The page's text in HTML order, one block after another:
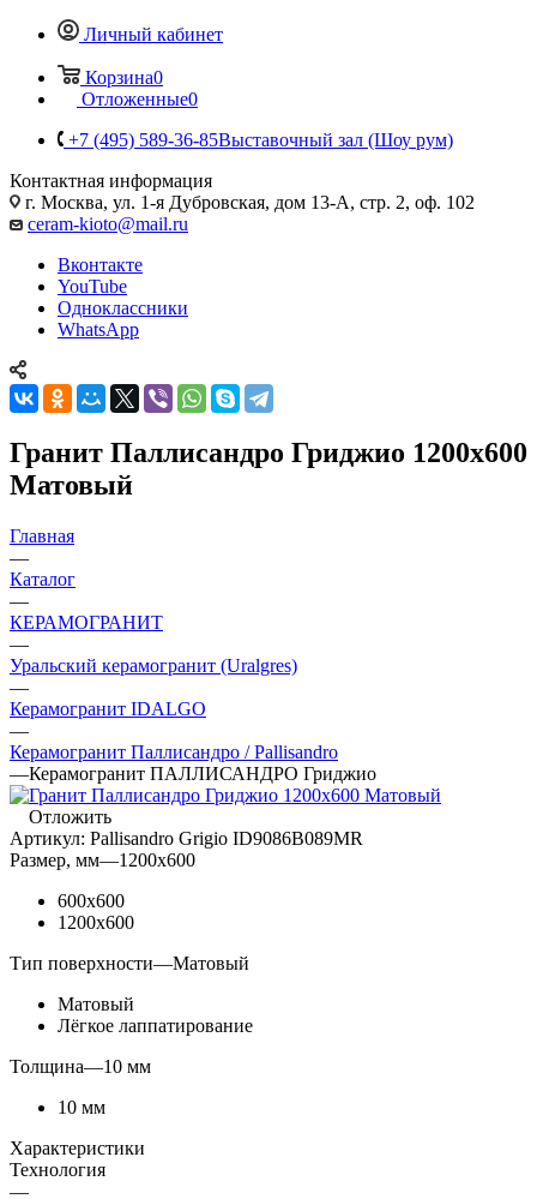
Личный кабинет
Корзина0
Отложенные0
+7 (495) 589-36-85Выставочный зал (Шоу рум)
Контактная информация
г. Москва, ул. 1-я Дубровская, дом 13-А, стр. 2, оф. 102
ceram-kioto@mail.ru
Вконтакте
YouTube
Одноклассники
WhatsApp
Гранит Паллисандро Гриджио 1200x600
Матовый
Главная
—
Каталог
—
КЕРАМОГРАНИТ
—
Уральский керамогранит (Uralgres)
—
Керамогранит IDALGO
—
Керамогранит Паллисандро / Pallisandro
—Керамогранит ПАЛЛИСАНДРО Гриджио
Отложить
Артикул: Pallisandro Grigio ID9086B089MR
Размер, мм—1200x600
600x600
1200x600
Тип поверхности—Матовый
Матовый
Лёгкое лаппатирование
Толщина—10 мм
10 мм
Характеристики
Технология
—